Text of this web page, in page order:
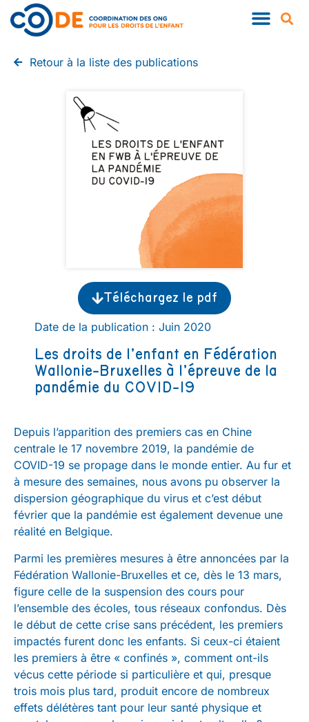
Retour à la liste des publications
Téléchargez le pdf
Date de la publication : Juin 2020
Les droits de l’enfant en Fédération
Wallonie-Bruxelles à l’épreuve de la
pandémie du COVID-19
Depuis l’apparition des premiers cas en Chine
centrale le 17 novembre 2019, la pandémie de
COVID-19 se propage dans le monde entier. Au fur et
à mesure des semaines, nous avons pu observer la
dispersion géographique du virus et c’est début
février que la pandémie est également devenue une
réalité en Belgique.
Parmi les premières mesures à être annoncées par la
Fédération Wallonie-Bruxelles et ce, dès le 13 mars,
figure celle de la suspension des cours pour
l’ensemble des écoles, tous réseaux confondus. Dès
le début de cette crise sans précédent, les premiers
impactés furent donc les enfants. Si ceux-ci étaient
les premiers à être « confinés », comment ont-ils
vécus cette période si particulière et qui, presque
trois mois plus tard, produit encore de nombreux
effets délétères tant pour leur santé physique et